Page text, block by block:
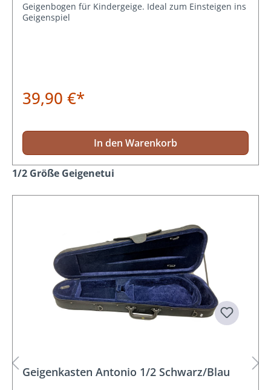
Geigenbogen für Kindergeige. Ideal zum Einsteigen ins
Geigenspiel
39,90 €*
In den Warenkorb
Produktgalerie überspringen
1/2 Größe Geigenetui
Geigenkasten Antonio 1/2 Schwarz/Blau